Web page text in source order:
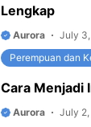
Lengkap
Aurora
July
Perempuan dan
Cara Menjadi
Aurora July